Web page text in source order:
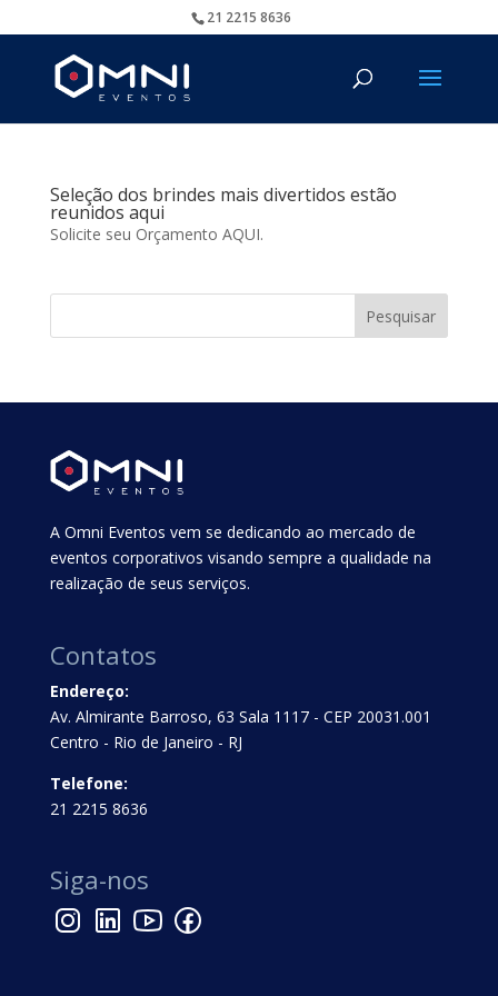
21 2215 8636
Seleção dos brindes mais divertidos estão
reunidos aqui
Solicite seu Orçamento AQUI.
A Omni Eventos vem se dedicando ao mercado de
eventos corporativos visando sempre a qualidade na
realização de seus serviços.
Contatos
Endereço:
Av. Almirante Barroso, 63 Sala 1117 - CEP 20031.001
Centro - Rio de Janeiro - RJ
Telefone:
21 2215 8636
Siga-nos